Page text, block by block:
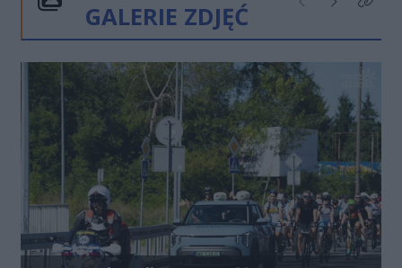
GALERIE ZDJĘĆ
Poprzednie
NastępneKliknij